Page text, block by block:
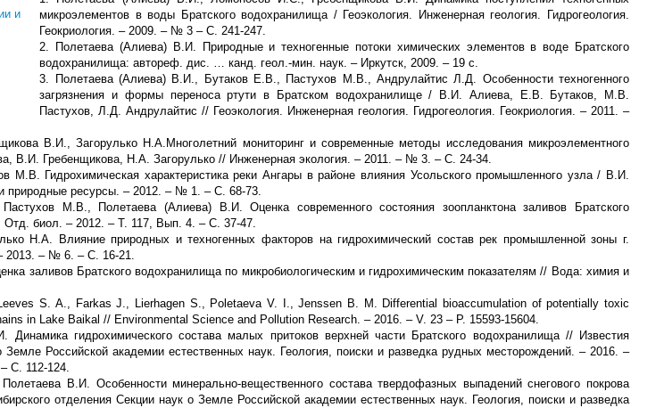
и
микроэлементов в воды Братского водохранилища / Геоэкология. Инженерная геология. Гидрогеология.
Геокриология. – 2009. – № 3 – С. 241-247.
2. Полетаева (Алиева) В.И. Природные и техногенные потоки химических элементов в воде Братского
водохранилища: автореф. дис. … канд. геол.-мин. наук. – Иркутск, 2009. – 19 с.
3. Полетаева (Алиева) В.И., Бутаков Е.В., Пастухов М.В., Андрулайтис Л.Д. Особенности техногенного
загрязнения и формы переноса ртути в Братском водохранилище / В.И. Алиева, Е.В. Бутаков, М.В.
Пастухов, Л.Д. Андрулайтис // Геоэкология. Инженерная геология. Гидрогеология. Геокриология. – 2011. –
В.И., Загорулько Н.А.Многолетний мониторинг и современные методы исследования микроэлементного
В.И. Гребенщикова, Н.А. Загорулько // Инженерная экология. – 2011. – № 3. – С. 24-34.
М.В. Гидрохимическая характеристика реки Ангары в районе влияния Усольского промышленного узла / В.И.
природные ресурсы. – 2012. – № 1. – С. 68-73.
М.В., Полетаева (Алиева) В.И. Оценка современного состояния зоопланктона заливов Братского
биол. – 2012. – Т. 117, Вып. 4. – С. 37-47.
Н.А. Влияние природных и техногенных факторов на гидрохимический состав рек промышленной зоны г.
2013. – № 6. – С. 16-21.
заливов Братского водохранилища по микробиологическим и гидрохимическим показателям // Вода: химия и
S. A., Farkas J., Lierhagen S., Poletaeva V. I., Jenssen B. M. Differential bioaccumulation of potentially toxic
in Lake Baikal // Environmental Science and Pollution Research. – 2016. – V. 23 – P. 15593-15604.
гидрохимического состава малых притоков верхней части Братского водохранилища // Известия
Земле Российской академии естественных наук. Геология, поиски и разведка рудных месторождений. – 2016. –
С. 112-124.
В.И. Особенности минерально-вещественного состава твердофазных выпадений снегового покрова
отделения Секции наук о Земле Российской академии естественных наук. Геология, поиски и разведка